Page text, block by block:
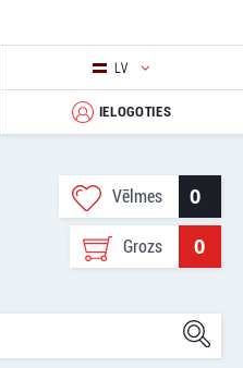
LV
IELOGOTIES
Vēlmes 0
Grozs 0